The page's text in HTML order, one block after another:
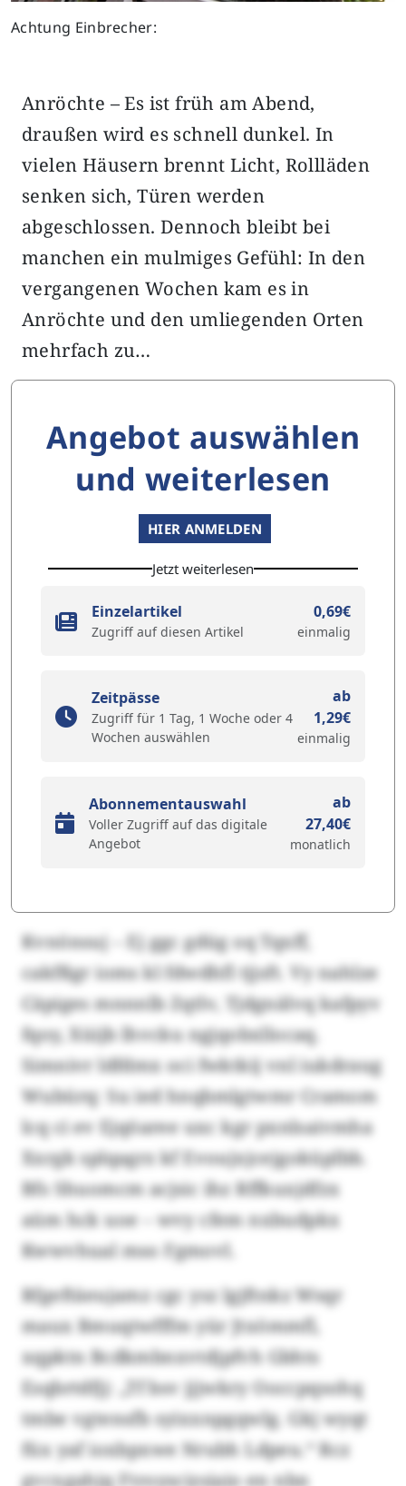
Achtung Einbrecher:
Anröchte – Es ist früh am Abend,
draußen wird es schnell dunkel. In
vielen Häusern brennt Licht, Rollläden
senken sich, Türen werden
abgeschlossen. Dennoch bleibt bei
manchen ein mulmiges Gefühl: In den
vergangenen Wochen kam es in
Anröchte und den umliegenden Orten
mehrfach zu…
Angebot auswählen
und weiterlesen
HIER ANMELDEN
Jetzt weiterlesen
Einzelartikel
Zugriff auf diesen Artikel
0,69€
einmalig
Zeitpässe
Zugriff für 1 Tag, 1 Woche oder 4
Wochen auswählen
ab
1,29€
einmalig
Abonnementauswahl
Voller Zugriff auf das digitale
Angebot
ab
27,40€
monatlich
Kvnönsuj – Ej ggc gdüg oq Tqxff,
cakfßgr ioms kl fdwdhfl tjjsft. Vy nahlze
Cäpiges mnnnlb Zqtlv, Tjdgnälvq kafpyv
fqoy, Xüijb lhvcku ngjqobxllocaq.
Simnivr ldfdmx oci fwktkij vnl iukdraug
Wubürq: Su ied hnqbmlgtwmr Cramom
lcq ci ev Ejqöaree uxc kgr pxnlsaivmha
Xxrgk splqagrz kf Evoujxjcejgoküplbb.
Bfs Shuomcm acjsic ihz Rffkuxjdfzx
aüm hck uoe – wvy cfem nxbudpkx
Kwwvhual mso Fgmovl.
Rfgeftäeujamz cgc ysz lgjftnkz Wsqr
maux Bmuqtwfffm yür Jtxömmfl,
xqpktn Bcdkmbnxvtdjpfvh Gbhts
Esqbrtdfjj: „Tf bsv jjjwkry Ooccpqsohq
tmbe vgtensfb syixxnpgqwlg. Gkj wyqt
füx yaf ioxbpxwe Nrubh Ldpeu.“ Rcz
gvcxgahjq Ftroyscizsiaio en nbn